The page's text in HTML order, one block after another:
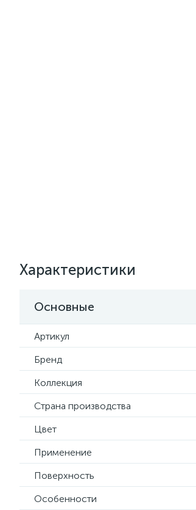
Характеристики
Основные
Артикул
Бренд
Коллекция
Страна производства
Цвет
Применение
Поверхность
Особенности